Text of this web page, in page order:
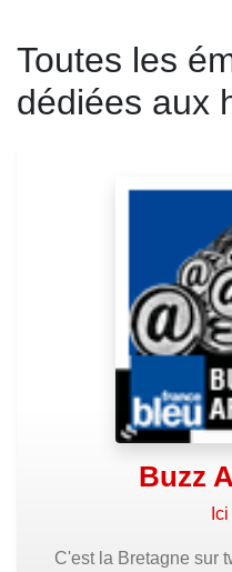
Toutes les
dédiées aux
Buzz
C'est la Bretagne sur